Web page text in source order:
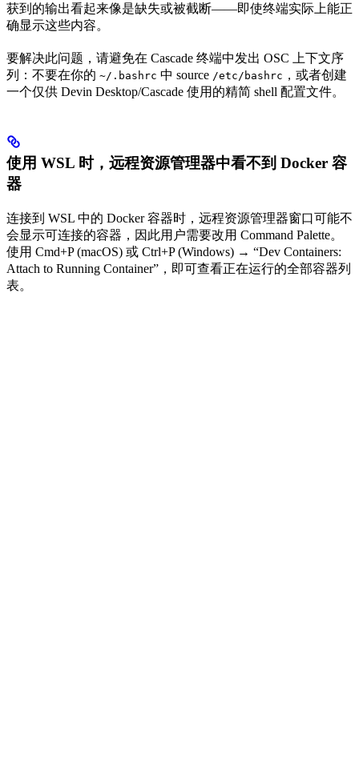
获到的输出看起来像是缺失或被截断——即使终端实际上能正
确显示这些内容。
要解决此问题，请避免在 Cascade 终端中发出 OSC 上下文序
列：不要在你的 ~/.bashrc 中 source /etc/bashrc ，或者创建
一个仅供 Devin Desktop/Cascade 使用的精简 shell 配置文件。
使用 WSL 时，远程资源管理器中看不到 Docker 容
器
连接到 WSL 中的 Docker 容器时，远程资源管理器窗口可能不
会显示可连接的容器，因此用户需要改用 Command Palette。
使用 Cmd+P (macOS) 或 Ctrl+P (Windows) → “Dev Containers:
Attach to Running Container”，即可查看正在运行的全部容器列
表。